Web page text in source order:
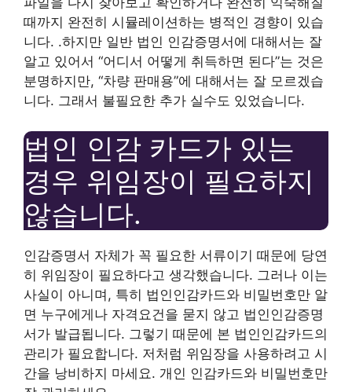
때까지 완전히 시뮬레이션하는 병적인 경향이 있습
니다. .하지만 일반 법인 인감증명서에 대해서는 잘
알고 있어서 “어디서 어떻게 취득하면 된다”는 것은
분명하지만, “차량 판매용”에 대해서는 잘 모르겠습
니다. 그래서 불필요한 추가 실수도 있었습니다.
법인 인감 카드가 있는
경우 위임장이 필요하지
않습니다.
인감증명서 자체가 꼭 필요한 서류이기 때문에 당연
히 위임장이 필요하다고 생각했습니다. 그러나 이는
사실이 아니며, 특히 법인인감카드와 비밀번호만 알
면 누구에게나 자격요건을 묻지 않고 법인인감증명
서가 발급됩니다. 그렇기 때문에 본 법인인감카드의
관리가 필요합니다. 저처럼 위임장을 사용하려고 시
간을 낭비하지 마세요. 개인 인감카드와 비밀번호만